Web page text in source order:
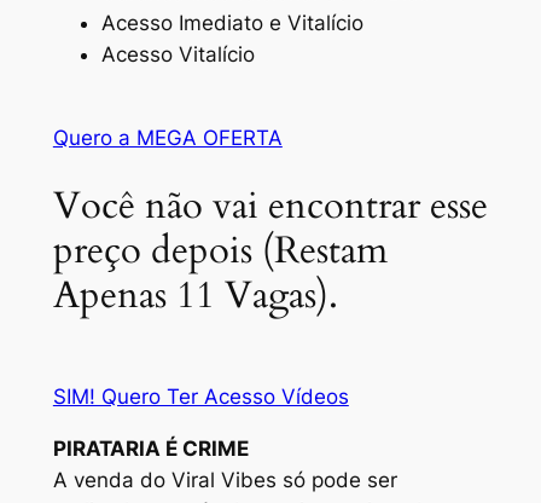
Acesso Imediato e Vitalício
Acesso Vitalício
Quero a MEGA OFERTA
Você não vai encontrar esse
preço depois (Restam
Apenas 11 Vagas).
SIM! Quero Ter Acesso Vídeos
PIRATARIA É CRIME
A venda do Viral Vibes só pode ser